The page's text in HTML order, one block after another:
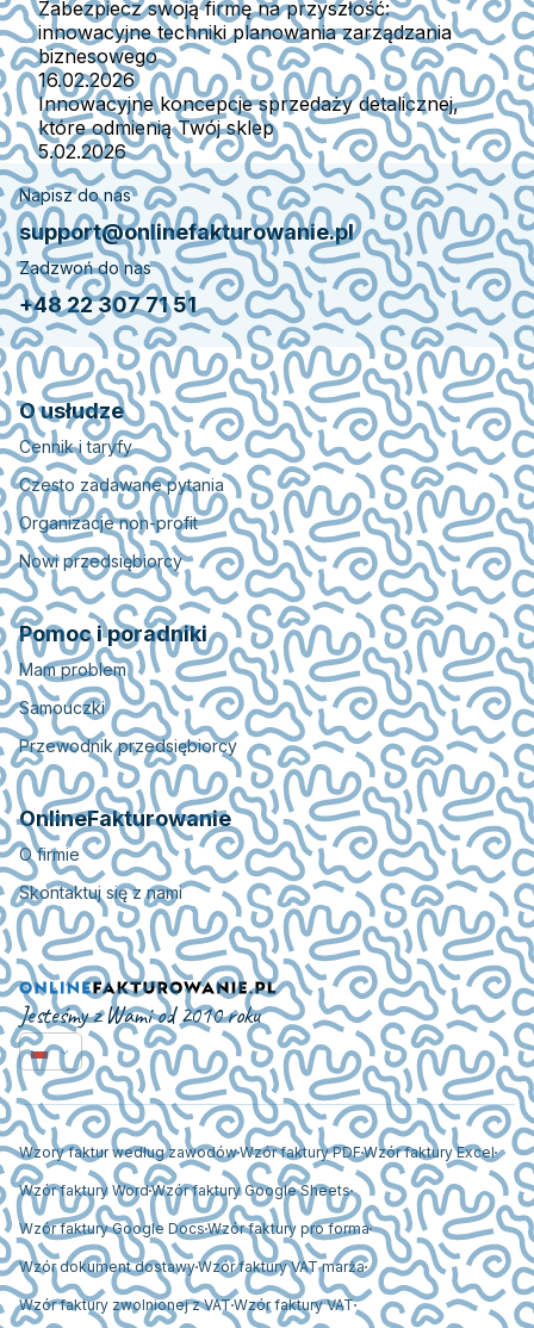
Zabezpiecz swoją firmę na przyszłość:
innowacyjne techniki planowania zarządzania
biznesowego
16.02.2026
Innowacyjne koncepcje sprzedaży detalicznej,
które odmienią Twój sklep
5.02.2026
Napisz do nas
support@onlinefakturowanie.pl
Zadzwoń do nas
+48 22 307 71 51
O usłudze
Cennik i taryfy
Czesto zadawane pytania
Organizacje non-profit
Nowi przedsiębiorcy
Pomoc i poradniki
Mam problem
Samouczki
Przewodnik przedsiębiorcy
OnlineFakturowanie
O firmie
Skontaktuj się z nami
Jesteśmy z Wami od 2010 roku
Wzory faktur według zawodówWzór faktury PDFWzór faktury Excel
Wzór faktury WordWzór faktury Google Sheets
Wzór faktury Google DocsWzór faktury pro forma
Wzór dokument dostawyWzór faktury VAT marża
Wzór faktury zwolnionej z VATWzór faktury VAT